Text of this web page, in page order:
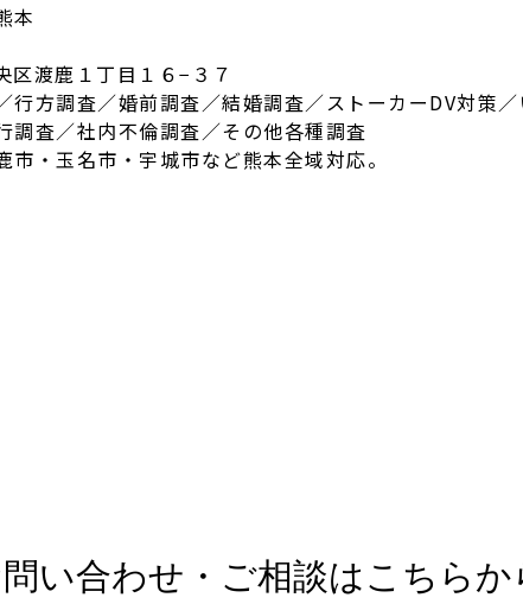
本
渡鹿１丁目１６−３７
方調査／婚前調査／結婚調査／ストーカーDV対策
調査／社内不倫調査／その他各種調査
・玉名市・宇城市など熊本全域対応。
い合わせ・ご相談はこちらか